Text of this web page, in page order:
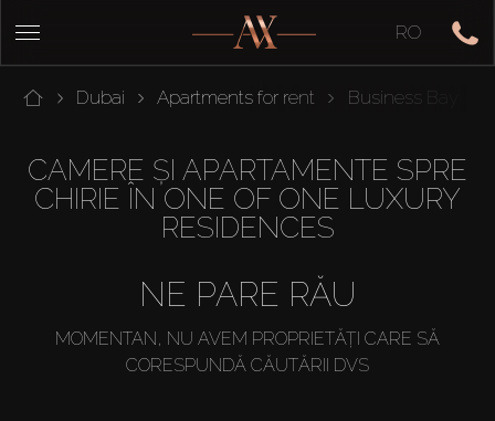
RO
Dubai Apartments for rent Business Bay
CAMERE ȘI APARTAMENTE SPRE
CHIRIE ÎN ONE OF ONE LUXURY
RESIDENCES
NE PARE RĂU
MOMENTAN, NU AVEM PROPRIETĂȚI CARE SĂ
CORESPUNDĂ CĂUTĂRII DVS